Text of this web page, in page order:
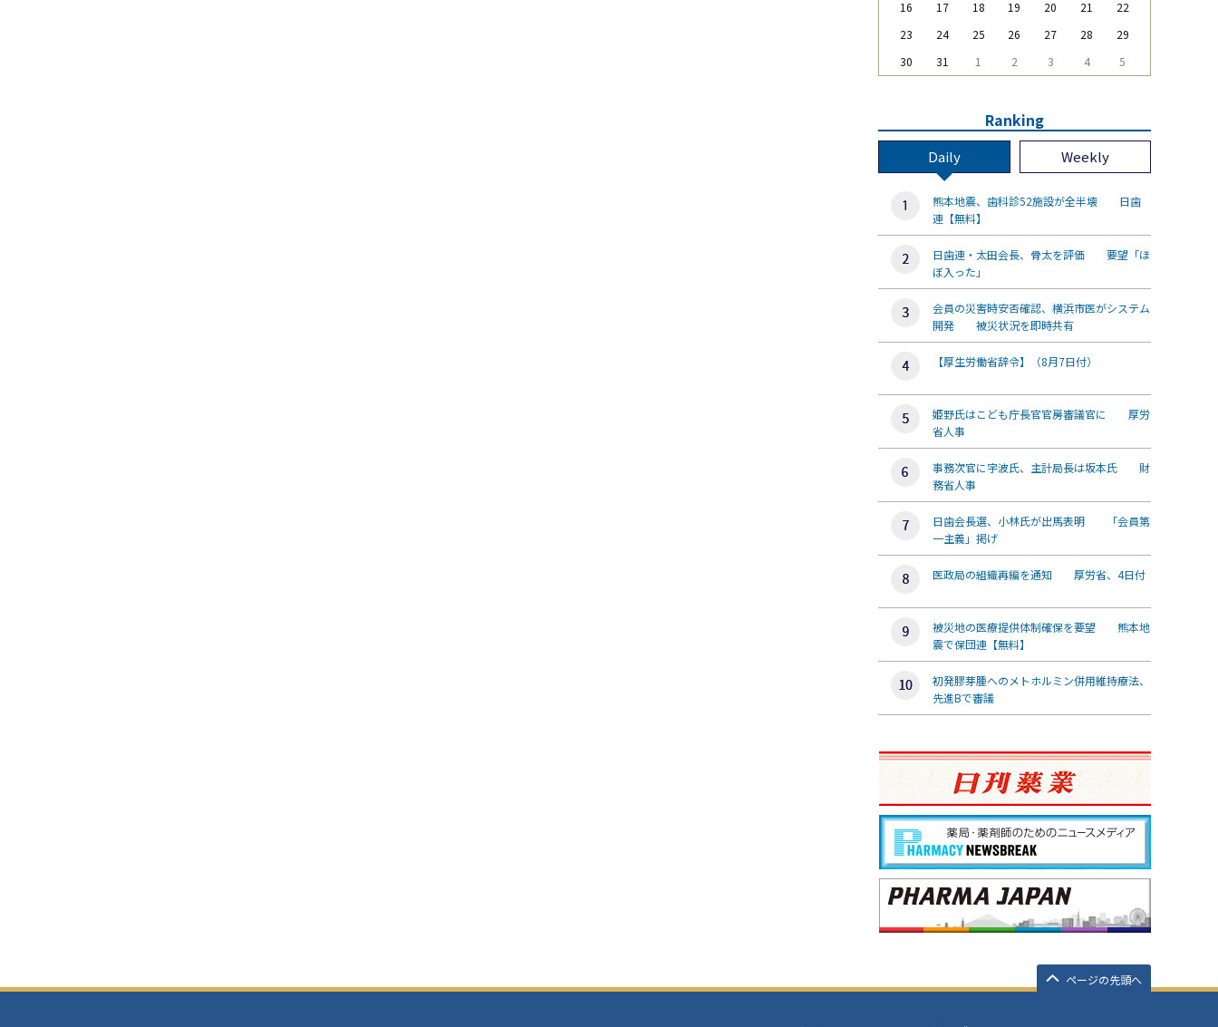
16
17 18 19 20 21
22
23
24 25 26 27 28
29
30
31 1 2 3 4 5
Ranking
Daily Weekly
熊本地震、歯科診52施設が全半壊 日歯
連【無料】
日歯連・太田会長、骨太を評価 要望「ほ
ぼ入った」
会員の災害時安否確認、横浜市医がシステム
開発 被災状況を即時共有
【厚生労働省辞令】（8月7日付）
姫野氏はこども庁長官官房審議官に 厚労
省人事
事務次官に宇波氏、主計局長は坂本氏 財
務省人事
日歯会長選、小林氏が出馬表明 「会員第
一主義」掲げ
医政局の組織再編を通知 厚労省、4日付
被災地の医療提供体制確保を要望 熊本地
震で保団連【無料】
初発膠芽腫へのメトホルミン併用維持療法、
先進Bで審議
ページの先頭へ